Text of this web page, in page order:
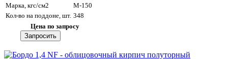
Марка, кгс/см2
M-150
Кол-во на поддоне, шт. 348
Цена по запросу